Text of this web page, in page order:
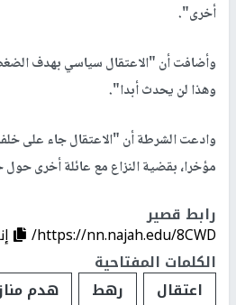
أخرى".
وأضافت أن "الاعتقال سياسي بهدف الضغط
وهذا لن يحدث أبدا".
وادعت الشرطة أن "الاعتقال جاء على
مؤخرا، بقضية النزاع مع عائلة أخرى
رابط قصير
https://nn.najah.edu/8CWD/
الكلمات المفتاحية
اعتقال
رهط هدم